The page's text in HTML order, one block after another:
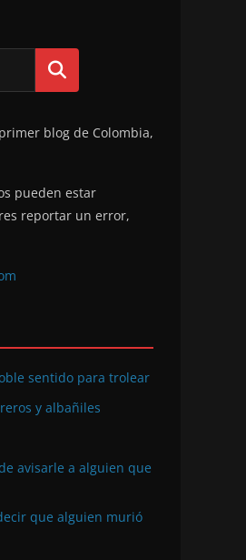
Buscar
blog de Colombia,
pueden estar
reportar un error,
sentido para trolear
y albañiles
avisarle a alguien que
que alguien murió